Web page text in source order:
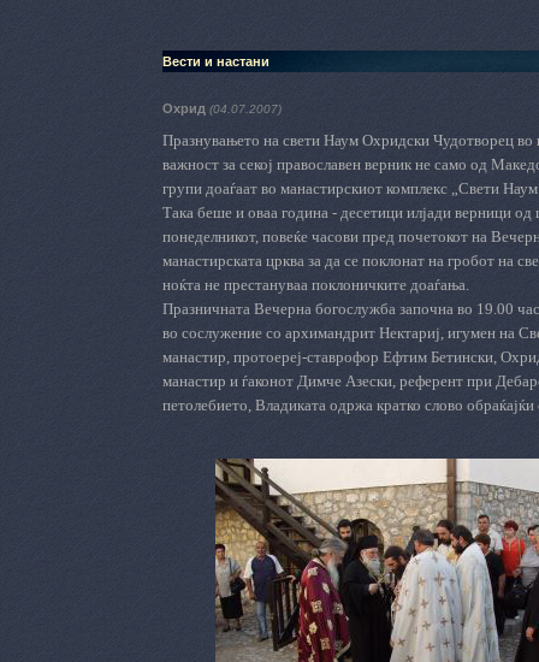
Вести и настани
Охрид (04.07.2007)
Празнувањето на свети Наум Охридски Чудотворец
важност за секој православен верник не само од
групи доаѓаат во манастирскиот комплекс „Свети
Така беше и оваа година - десетици илјади верници
понеделникот, повеќе часови пред почетокот на
манастирската црква за да се поклонат на гробот на
ноќта не престануваа поклоничките доаѓања.
Празничната Вечерна богослужба започна во 19.00
во сослужение со архимандрит Нектариј, игумен на
манастир, протоереј-ставрофор Ефтим Бетински,
манастир и ѓаконот Димче Азески, референт при
петолебието, Владиката одржа кратко слово